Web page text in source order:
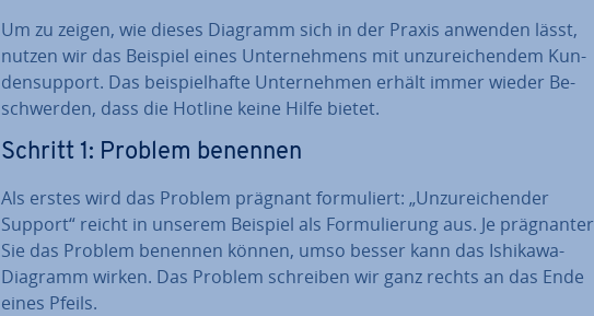
Um zu zeigen, wie dieses Diagramm sich in der Praxis anwenden lässt,
nutzen wir das Beispiel eines Un­ter­neh­mens mit un­zu­rei­chen­dem Kun­
den­sup­port. Das bei­spiel­haf­te Un­ter­neh­men erhält immer wieder Be­
schwer­den, dass die Hotline keine Hilfe bietet.
Schritt 1: Problem benennen
Als erstes wird das Problem prägnant for­mu­liert: „Un­zu­rei­chen­der
Support“ reicht in unserem Beispiel als For­mu­lie­rung aus. Je prä­gnan­ter
Sie das Problem benennen können, umso besser kann das Ishikawa-
Diagramm wirken. Das Problem schreiben wir ganz rechts an das Ende
eines Pfeils.